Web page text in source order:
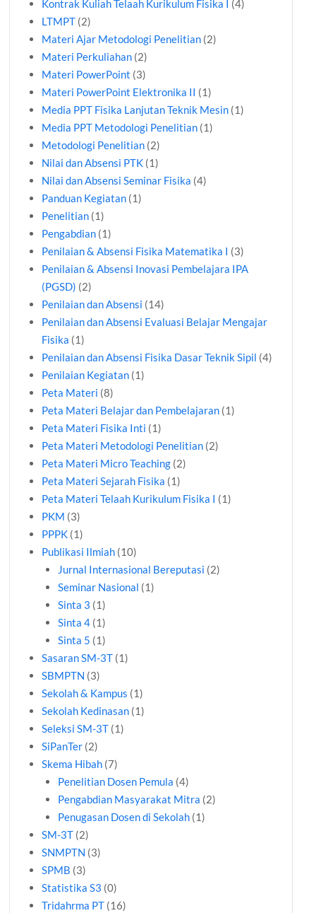
Kontrak Kuliah Telaah Kurikulum Fisika I
(4)
LTMPT (2)
Materi Ajar Metodologi Penelitian (2)
Materi Perkuliahan (2)
Materi PowerPoint (3)
Materi PowerPoint Elektronika II (1)
Media PPT Fisika Lanjutan Teknik Mesin (1)
Media PPT Metodologi Penelitian (1)
Metodologi Penelitian (2)
Nilai dan Absensi PTK (1)
Nilai dan Absensi Seminar Fisika (4)
Panduan Kegiatan (1)
Penelitian (1)
Pengabdian (1)
Penilaian & Absensi Fisika Matematika I (3)
Penilaian & Absensi Inovasi Pembelajara IPA
(PGSD) (2)
Penilaian dan Absensi (14)
Penilaian dan Absensi Evaluasi Belajar Mengajar
Fisika (1)
Penilaian dan Absensi Fisika Dasar Teknik Sipil (4)
Penilaian Kegiatan (1)
Peta Materi (8)
Peta Materi Belajar dan Pembelajaran (1)
Peta Materi Fisika Inti (1)
Peta Materi Metodologi Penelitian (2)
Peta Materi Micro Teaching (2)
Peta Materi Sejarah Fisika (1)
Peta Materi Telaah Kurikulum Fisika I (1)
PKM (3)
PPPK (1)
Publikasi Ilmiah (10)
Jurnal Internasional Bereputasi (2)
Seminar Nasional (1)
Sinta 3 (1)
Sinta 4(1)
Sinta 5 (1)
Sasaran SM-3T (1)
SBMPTN (3)
Sekolah & Kampus (1)
Sekolah Kedinasan (1)
Seleksi SM-3T (1)
SiPanTer (2)
Skema Hibah (7)
Penelitian Dosen Pemula (4)
Pengabdian Masyarakat Mitra (2)
Penugasan Dosen di Sekolah(1)
SM-3T (2)
SNMPTN (3)
SPMB (3)
Statistika S3 (0)
Tridahrma PT (16)